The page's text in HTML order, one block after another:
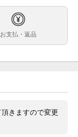
スプ・生産終了モデル
す。参考程度にお考え
お支払・返品
きますので変更